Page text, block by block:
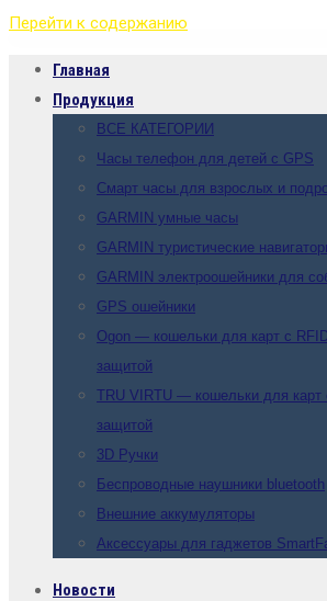
Перейти к содержанию
Главная
Продукция
ВСЕ КАТЕГОРИИ
Часы телефон для детей с GPS
Смарт часы для взрослых и
GARMIN умные часы
GARMIN туристические
GARMIN электроошейники для
GPS ошейники
Ogon — кошельки для карт с
защитой
TRU VIRTU — кошельки для карт
защитой
3D Ручки
Беспроводные наушники bluetooth
Внешние аккумуляторы
Аксессуары для гаджетов
Новости